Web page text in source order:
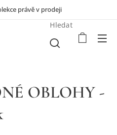
právě v prodeji💎
Hledat
OBLOHY -